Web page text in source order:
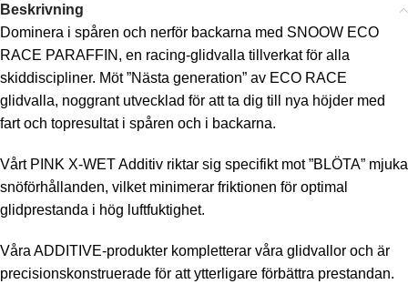
Beskrivning
Dominera i spåren och nerför backarna med SNOOW ECO
RACE PARAFFIN, en racing-glidvalla tillverkat för alla
skiddiscipliner. Möt ”Nästa generation” av ECO RACE
glidvalla, noggrant utvecklad för att ta dig till nya höjder med
fart och topresultat i spåren och i backarna.
Vårt PINK X-WET Additiv riktar sig specifikt mot ”BLÖTA” mjuka
snöförhållanden, vilket minimerar friktionen för optimal
glidprestanda i hög luftfuktighet.
Våra ADDITIVE-produkter kompletterar våra glidvallor och är
precisionskonstruerade för att ytterligare förbättra prestandan.